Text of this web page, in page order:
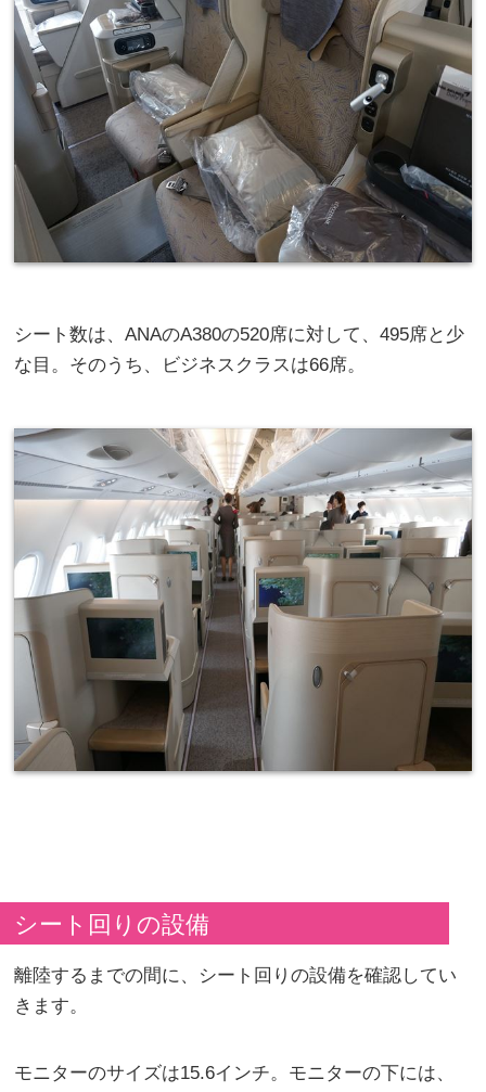
シート数は、ANAのA380の520席に対して、495席と少
な目。そのうち、ビジネスクラスは66席。
シート回りの設備
離陸するまでの間に、シート回りの設備を確認してい
きます。
モニターのサイズは15.6インチ。モニターの下には、